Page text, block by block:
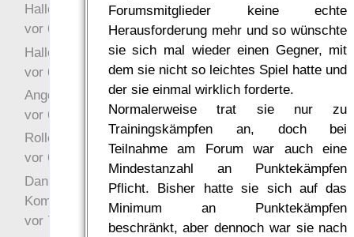
Forumsmitglieder keine echte
Herausforderung mehr und so wünschte
sie sich mal wieder einen Gegner, mit
dem sie nicht so leichtes Spiel hatte und
der sie einmal wirklich forderte.
Normalerweise trat sie nur zu
Trainingskämpfen an, doch bei
Teilnahme am Forum war auch eine
Mindestanzahl an Punktekämpfen
Pflicht. Bisher hatte sie sich auf das
Minimum an Punktekämpfen
beschränkt, aber dennoch war sie nach
Hallo Ochrasylion
vor 6 Jahre 9 Wochen
Hallo Drak
vor 6 Jahre 10 Wochen
Angefragt
vor 6 Jahre 10 Wochen
Rollenspielrunde
vor 6 Jahre 10 Wochen
Danke für Deinen
Kommentar!
vor 7 Jahre 22 Wochen